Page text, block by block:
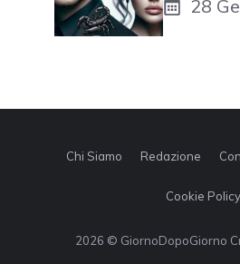
28
Chi Siamo Redazione
Cookie Policy
2026 © GiornoDopoGiorno